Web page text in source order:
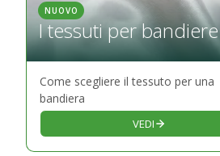
NUOVO
I tessuti per bandiere
Come scegliere il tessuto per una
bandiera
VEDI